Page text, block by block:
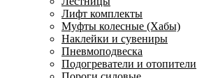
Лифт комплекты
Муфты колесные (Хабы)
Наклейки и сувениры
Пневмоподвеска
Подогреватели и отопители